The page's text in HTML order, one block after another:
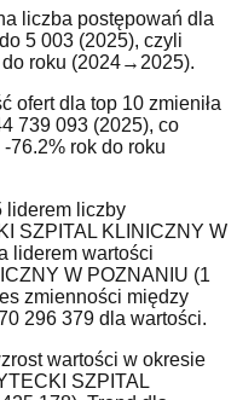
liczba postępowań dla
5 003 (2025), czyli
do roku (2024→2025).
ofert dla top 10 zmieniła
739 093 (2025), co
76.2% rok do roku
liderem liczby
SZPITAL KLINICZNY W
liderem wartości
W POZNANIU (1
zmienności między
296 379 dla wartości.
wartości w okresie
SZPITAL